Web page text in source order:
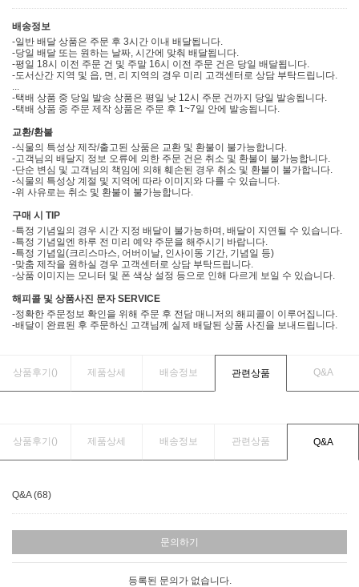
배송정보
-일반 배달 상품은 주문 후 3시간 이내 배달됩니다.
-당일 배달 또는 원하는 날짜, 시간에 맞춰 배달됩니다.
-평일 18시 이전 주문 건 및 주말 16시 이전 주문 건은 당일 배달됩니다.
-도서산간 지역 및 읍, 면, 리 지역의 경우 미리 고객센터로 상담 부탁드립니다.
-택배 상품 중 당일 발송 상품은 평일 낮 12시 주문 건까지 당일 발송됩니다.
-택배 상품 중 주문 제작 상품은 주문 후 1~7일 안에 발송됩니다.
교환/환불
-식물의 특성상 제작/출고된 상품은 교환 및 환불이 불가능합니다.
-고객님의 배달지 정보 오류에 의한 주문 건은 취소 및 환불이 불가능합니다.
-단순 변심 및 고객님의 책임에 의해 훼손된 경우 취소 및 환불이 불가합니다.
-식물의 특성상 계절 및 지역에 따라 이미지와 다를 수 있습니다.
-위 사유로는 취소 및 환불이 불가능합니다.
구매 시 TIP
-특정 기념일의 경우 시간 지정 배달이 불가능하며, 배달이 지연될 수 있습니다.
-특정 기념일엔 하루 전 미리 예약 주문을 해주시기 바랍니다.
-특정 기념일(크리스마스, 어버이날, 인사이동 기간, 기념일 등)
-맞춤 제작을 원하실 경우 고객센터로 상담 부탁드립니다.
-상품 이미지는 모니터 및 폰 색상 설정 등으로 인해 다르게 보일 수 있습니다.
해피콜 및 상품사진 문자 SERVICE
-정확한 주문정보 확인을 위해 주문 후 전담 매니저의 해피콜이 이루어집니다.
-배달이 완료된 후 주문하신 고객님께 실제 배달된 상품 사진을 보내드립니다.
상품후기() 제품상세 배송정보 관련상품 Q&A
상품후기() 제품상세 배송정보 관련상품 Q&A
Q&A (68)
문의하기
등록된 문의가 없습니다.